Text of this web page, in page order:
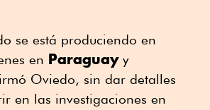
se está produciendo en
en Paraguayy
Oviedo, sin dar detalles
en las investigaciones en